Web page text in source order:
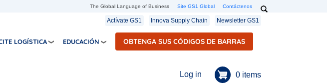
The Global Language of Business Site GS1 Global Contáctenos Search
Secondary navigation
Actívate GS1 Innova Supply Chain Newsletter GS1
LOGÍSTICA EDUCACIÓN OBTENGA SUS CÓDIGOS DE BARRAS
Menú de cuenta de
Log in 0 items